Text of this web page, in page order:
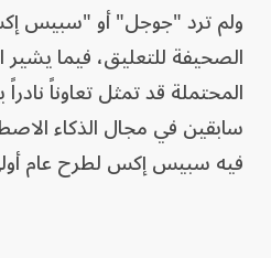
ولم ترد "جوجل" أو "سبيس
الصحيفة للتعليق، فيما يشير
المحتملة قد تمثل تعاوناً
سابقين في مجال الذكاء
فيه سبيس إكس لطرح عام